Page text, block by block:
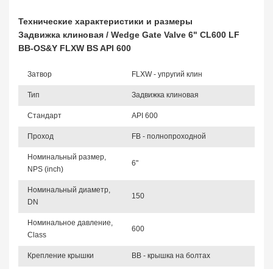
Технические характеристики и размеры
Задвижка клиновая / Wedge Gate Valve 6" CL600 LF
BB-OS&Y FLXW BS API 600
Затвор FLXW - упругий клин
Тип Задвижка клиновая
Стандарт API 600
Проход FB - полнопроходной
Номинальный размер,
NPS (inch)
6"
Номинальный диаметр,
DN
150
Номинальное давление,
Class
600
Крепление крышки BB - крышка на болтах